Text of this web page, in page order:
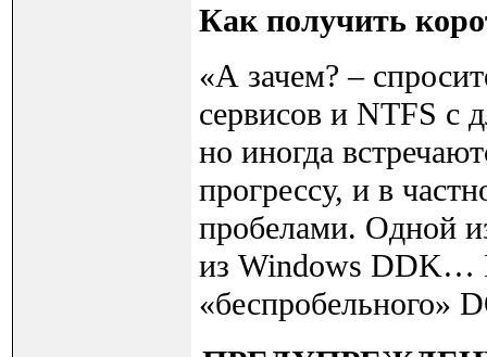
Как получить
«А зачем? –
сервисов и NTFS с
но иногда
прогрессу, и в
пробелами. Одной
из Windows DDK… В
«беспробельного»